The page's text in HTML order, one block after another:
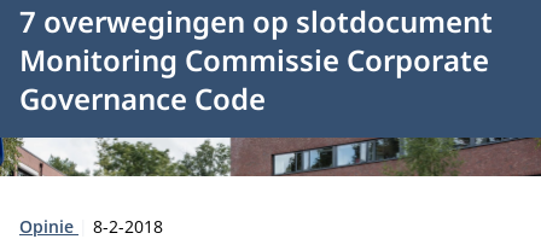
7 overwegingen op slotdocument
Monitoring Commissie Corporate
Governance Code
Type:
Opinie Publicatiedatum:
8-2-2018